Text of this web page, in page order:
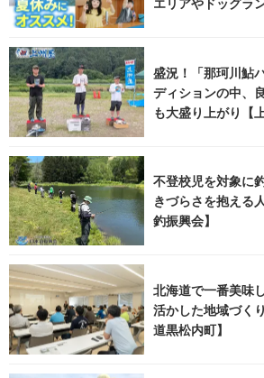
盛況！「那珂川鮎
ディションの中、
も大盛り上がり【
不登校児を対象に
きづらさを抱える
釣振興会】
北海道で一番美味
活かした地域づく
道黒松内町】